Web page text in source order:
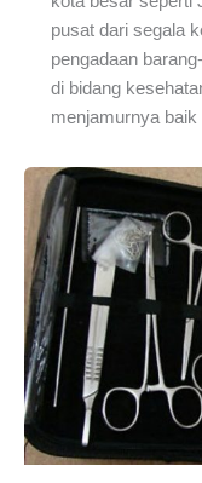
pusat dari segala
pengadaan
di bidang
menjamurnya